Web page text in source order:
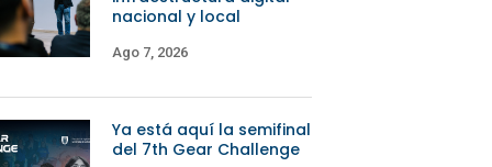
nacional y local
Ago 7, 2026
Ya está aquí la semifinal
del 7th Gear Challenge